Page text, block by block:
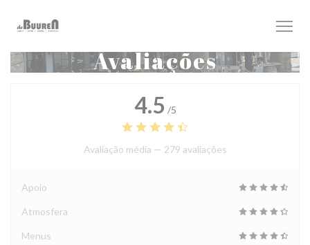
Avaliações
4.5 /5
Avaliação média — 279 avaliações
Apoio
Atmosfera
Menus